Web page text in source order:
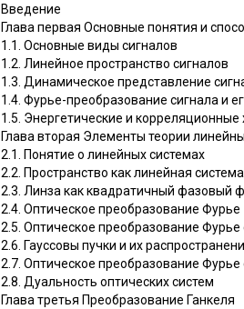
Введение
Глава первая Основные понятия и
1.1. Основные виды сигналов
1.2. Линейное пространство сигналов
1.3. Динамическое представление
1.4. Фурье-преобразование сигнала и
1.5. Энергетические и корреляционные
Глава вторая Элементы теории
2.1. Понятие о линейных системах
2.2. Пространство как линейная
2.3. Линза как квадратичный фазовый
2.4. Оптическое преобразование Фурье
2.5. Оптическое преобразование
2.6. Гауссовы пучки и их
2.7. Оптическое преобразование
2.8. Дуальность оптических систем
Глава третья Преобразование Ганкеля